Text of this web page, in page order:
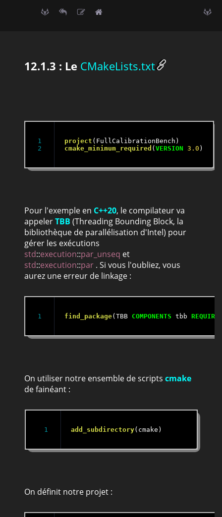
12.1.3 : Le CMakeLists.txt
1
project
cmake_minimum_required (VERSION 3 .0 )
Pour l'exemple en C++20, le compilateur va
appelerTBB (Threading Bounding Block, la
bibliothèque de parallélisation d'Intel) pour
gérer les exécutions
std::execution::par_unseq et
std::execution::par . Si vous l'oubliez, vous
aurez une erreur de linkage :
find_package(TBB COMPONENTS tbb
On utiliser notre ensemble de scriptscmake
de fainéant :
add_subdirectory(cmake)
On définit notre projet :